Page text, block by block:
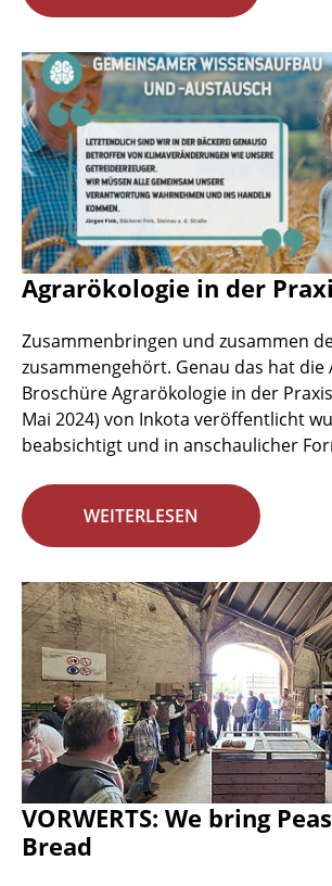
Agrarökologie in der
Zusammenbringen und zusammen
zusammengehört. Genau das hat
Broschüre Agrarökologie in der
Mai 2024) von Inkota veröffentlicht
beabsichtigt und in anschaulicher
WEITERLESEN
VORWERTS: We bring
Bread